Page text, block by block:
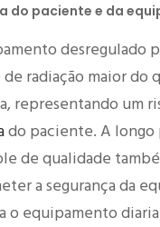
do paciente e da
desregulado
radiação maior do
representando um
do paciente. A longo
de qualidade
a segurança da
o equipamento